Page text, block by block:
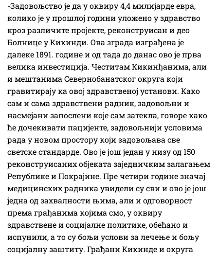
-Задовољство је да у оквиру 4,4 милијарде евра,
колико је у прошлој години уложено у здравство
кроз различите пројекте, реконструисан и део
Болнице у Кикинди. Ова зграда изграђена је
далеке 1891. године и од тада до данас ово је прва
велика инвестиција. Честитам Кикинђанима, али
и мештанима Севернобанатског округа који
гравитирају ка овој здравственој установи. Како
сам и сама здравствени радник, задовољни и
насмејани запослени које сам затекла, говоре како
ће дочекивати пацијенте, задовољнији условима
рада у новом простору који задовољава све
светске стандарде. Ово је још један у низу од 150
реконструисаних објеката заједничким залагањем
Републике и Покрајине. Пре четири године значај
медицинских радника увидели су сви и ово је још
једна од захвалности њима, али и одговорност
према грађанима којима смо, у оквиру
здравствене и социјалне политике, обећано и
испунили, а то су бољи услови за лечење и бољу
социјалну заштиту. Грађани Кикинде и округа